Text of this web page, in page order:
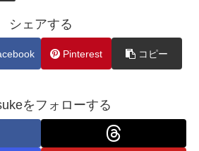
シェアする
Pinterest コピー
をフォローする